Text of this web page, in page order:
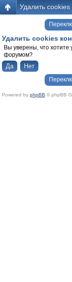
Удалить
Удалить cookies
Вы уверены, что
форумом?
Powered by phpBB © phpBB